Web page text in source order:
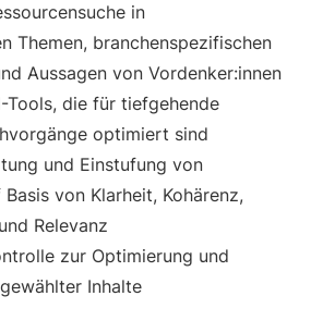
in
Themen, branchenspezifischen
Aussagen von Vordenker:innen
Tools, die für tiefgehende
optimiert sind
und Einstufung von
von Klarheit, Kohärenz,
Relevanz
zur Optimierung und
Inhalte